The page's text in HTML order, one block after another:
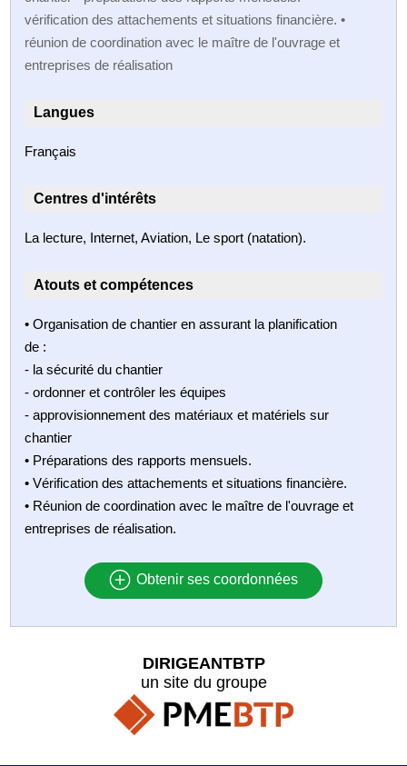
vérification des attachements et situations financière. •
réunion de coordination avec le maître de l'ouvrage et
entreprises de réalisation
Langues
Français
Centres d'intérêts
La lecture, Internet, Aviation, Le sport (natation).
Atouts et compétences
• Organisation de chantier en assurant la planification
de :
- la sécurité du chantier
- ordonner et contrôler les équipes
- approvisionnement des matériaux et matériels sur
chantier
• Préparations des rapports mensuels.
• Vérification des attachements et situations financière.
• Réunion de coordination avec le maître de l'ouvrage et
entreprises de réalisation.
Obtenir ses coordonnées
DIRIGEANTBTP
un site du groupe